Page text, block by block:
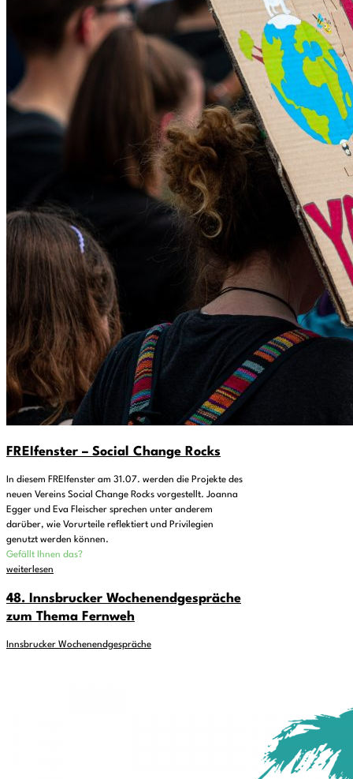
FREIfenster – Social Change Rocks
In diesem FREIfenster am 31.07. werden die Projekte des
neuen Vereins Social Change Rocks vorgestellt. Joanna
Egger und Eva Fleischer sprechen unter anderem
darüber, wie Vorurteile reflektiert und Privilegien
genutzt werden können.
Gefällt Ihnen das?
weiterlesen
48. Innsbrucker Wochenendgespräche
zum Thema Fernweh
Innsbrucker Wochenendgespräche